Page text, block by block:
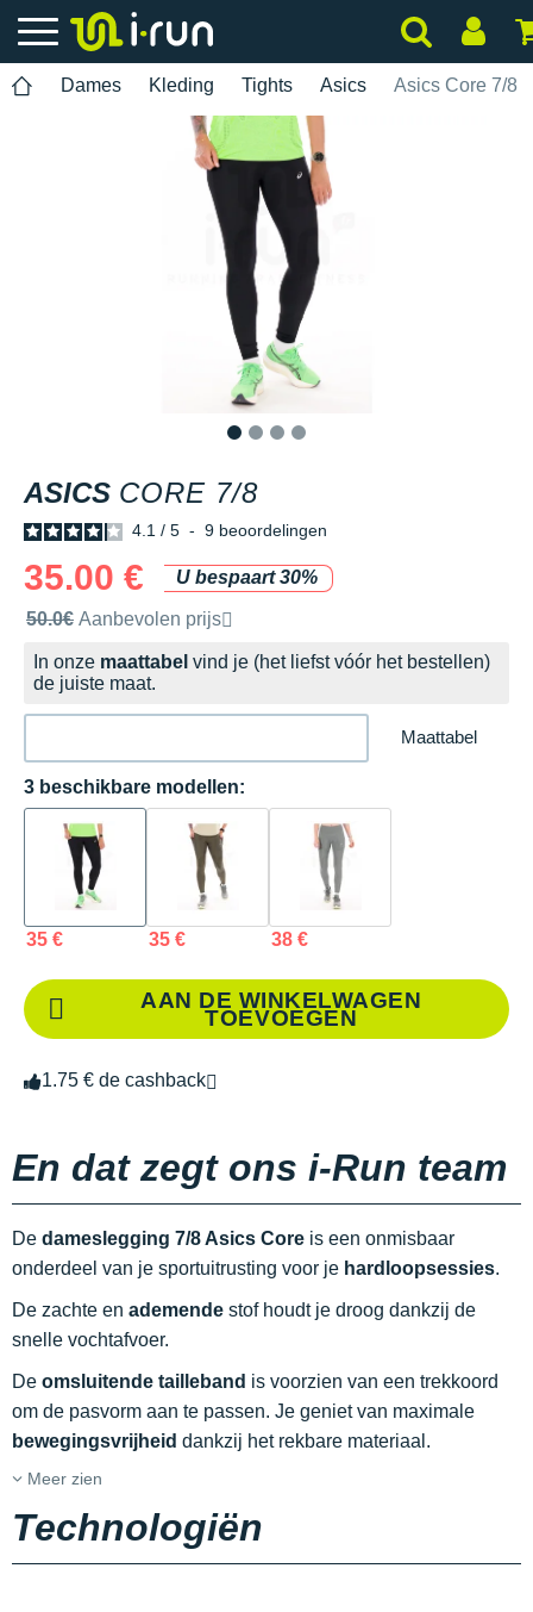
Dames Kleding Tights Asics Asics Core 7/8
ASICS CORE 7/8
4.1 / 5 - 9 beoordelingen
35.00 €
U bespaart 30%
Door het merk aanbevolen verkoopprijs
50.0€ Aanbevolen prijs
In onze maattabel vind je (het liefst vóór het bestellen)
de juiste maat.
Maattabel
3 beschikbare modellen:
35 € 35 € 38 €
AAN DE WINKELWAGEN
TOEVOEGEN
1.75 € de cashback
En dat zegt ons i-Run team
De dameslegging 7/8 Asics Core is een onmisbaar
onderdeel van je sportuitrusting voor je hardloopsessies.
De zachte en ademende stof houdt je droog dankzij de
snelle vochtafvoer.
De omsluitende tailleband is voorzien van een trekkoord
om de pasvorm aan te passen. Je geniet van maximale
bewegingsvrijheid dankzij het rekbare materiaal.
Meer zien
Technologiën